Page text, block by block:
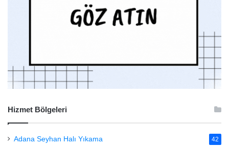
Hizmet Bölgeleri
Adana Seyhan Halı Yıkama 42